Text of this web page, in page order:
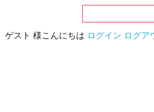
ゲスト 様こんにちは ログイン ログア